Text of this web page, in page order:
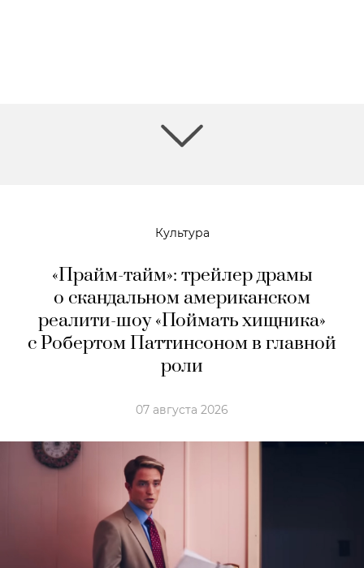
Культура
«Прайм-тайм»: трейлер драмы
о скандальном американском
реалити-шоу «Поймать хищника»
с Робертом Паттинсоном в главной
роли
07 августа 2026